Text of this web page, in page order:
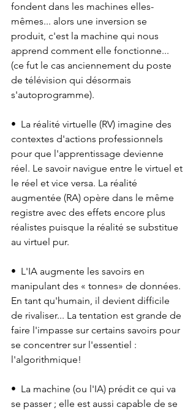
fondent dans les machines elles-
mêmes... alors une inversion se
produit, c'est la machine qui nous
apprend comment elle fonctionne...
(ce fut le cas anciennement du poste
de télévision qui désormais
s'autoprogramme).
•⁠  ⁠La réalité virtuelle (RV) imagine des
contextes d'actions professionnels
pour que l'apprentissage devienne
réel. Le savoir navigue entre le virtuel et
le réel et vice versa. La réalité
augmentée (RA) opère dans le même
registre avec des effets encore plus
réalistes puisque la réalité se substitue
au virtuel pur.
•⁠  ⁠L'IA augmente les savoirs en
manipulant des « tonnes» de données.
En tant qu'humain, il devient difficile
de rivaliser... La tentation est grande de
faire l'impasse sur certains savoirs pour
se concentrer sur l'essentiel :
l'algorithmique!
•⁠  ⁠La machine (ou l'IA) prédit ce qui va
se passer ; elle est aussi capable de se